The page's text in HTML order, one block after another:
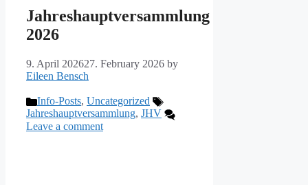
Jahreshauptversammlung
2026
9. April 202627. February 2026 by
Eileen Bensch
Categories
Info-Posts, Uncategorized
Tags
Jahreshauptversammlung, JHV
Leave a comment